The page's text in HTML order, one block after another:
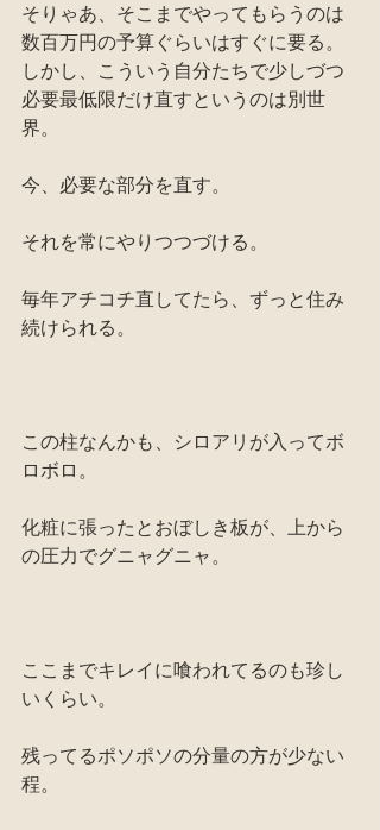
そりゃあ、そこまでやってもらうのは
数百万円の予算ぐらいはすぐに要る。
しかし、こういう自分たちで少しづつ
必要最低限だけ直すというのは別世
界。
今、必要な部分を直す。
それを常にやりつつづける。
毎年アチコチ直してたら、ずっと住み
続けられる。
この柱なんかも、シロアリが入ってボ
ロボロ。
化粧に張ったとおぼしき板が、上から
の圧力でグニャグニャ。
ここまでキレイに喰われてるのも珍し
いくらい。
残ってるポソポソの分量の方が少ない
程。